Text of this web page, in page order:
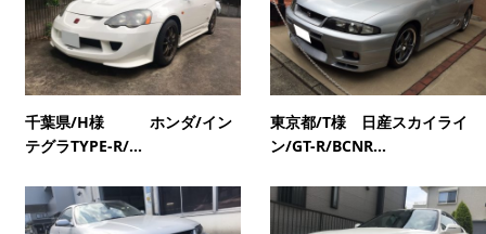
千葉県/H様 ホンダ/イン
テグラTYPE-R/...
東京都/T様 日産スカイライ
ン/GT-R/BCNR...